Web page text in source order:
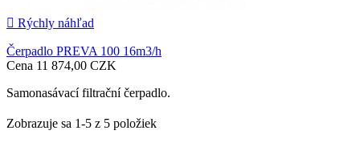
 Rýchly náhľad
Čerpadlo PREVA 100 16m3/h
Cena 11 874,00 CZK
Samonasávací filtrační čerpadlo.
Zobrazuje sa 1-5 z 5 položiek